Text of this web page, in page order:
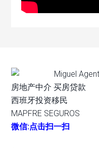
Miguel
房地产中介 买房贷款
西班牙投资移民
MAPFRE SEGUROS
微信:点击扫一扫